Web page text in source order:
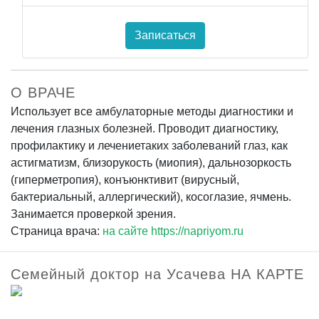
Записаться
О ВРАЧЕ
Использует все амбулаторные методы диагностики и
лечения глазных болезней. Проводит диагностику,
профилактику и лечениетаких заболеваний глаз, как
астигматизм, близорукость (миопия), дальнозоркость
(гиперметропия), конъюнктивит (вирусный,
бактериальный, аллергический), косоглазие, ячмень.
Занимается проверкой зрения.
Страница врача: на сайте https://napriyom.ru
Семейный доктор на Усачева НА КАРТЕ